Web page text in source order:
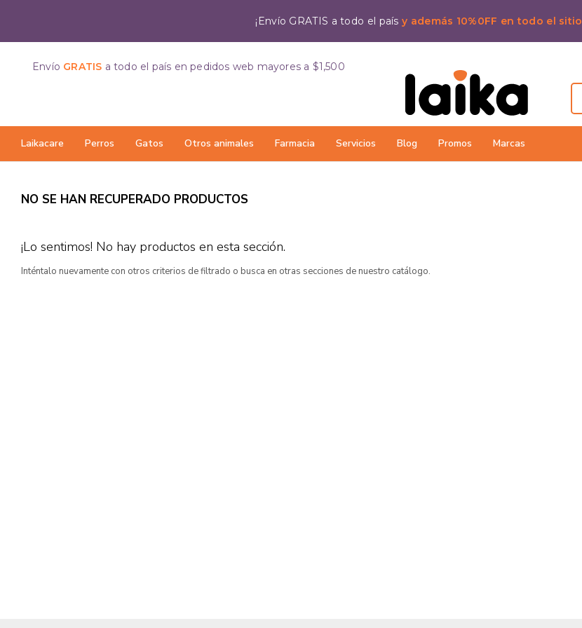
¡Envío GRATIS a todo el paísy además 10%0FF en todo el sitio
Laikacare Perros Gatos Otros animales Farmacia Servicios Blog Promos Marcas
Envío GRATIS a todo el país en pedidos web mayores a $1,500
NO SE HAN RECUPERADO PRODUCTOS
¡Lo sentimos! No hay productos en esta sección.
Inténtalo nuevamente con otros criterios de filtrado o busca en otras secciones de nuestro catálogo.